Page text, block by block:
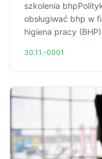
szkolenia
obsługiwać bhp w
higiena pracy
30.11.-0001